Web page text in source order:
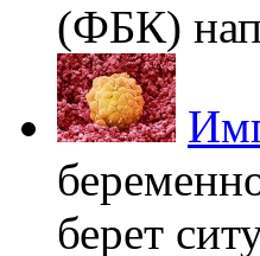
(ФБК)
берет